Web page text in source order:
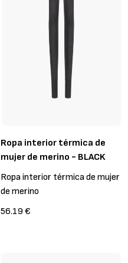
Ropa interior térmica de
mujer de merino - BLACK
Ropa interior térmica de mujer
de merino
56.19 €